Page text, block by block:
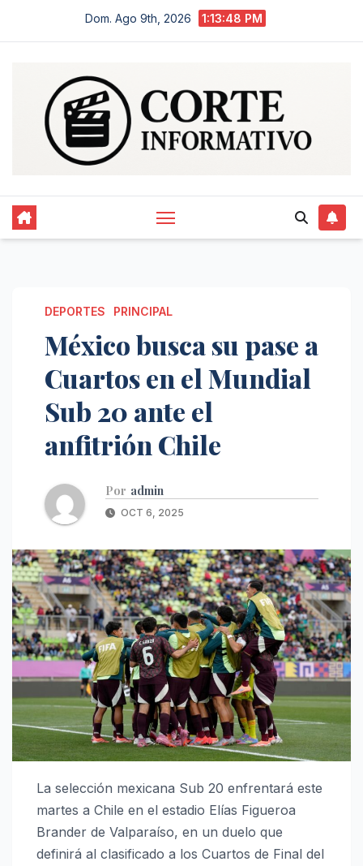
Dom. Ago 9th, 2026 1:13:48 PM
DEPORTES PRINCIPAL
México busca su pase a
Cuartos en el Mundial
Sub 20 ante el
anfitrión Chile
Por admin
OCT 6, 2025
La selección mexicana Sub 20 enfrentará este
martes a Chile en el estadio Elías Figueroa
Brander de Valparaíso, en un duelo que
definirá al clasificado a los Cuartos de Final del